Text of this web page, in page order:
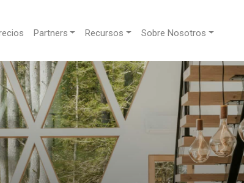
Partners Recursos Sobre Nosotros